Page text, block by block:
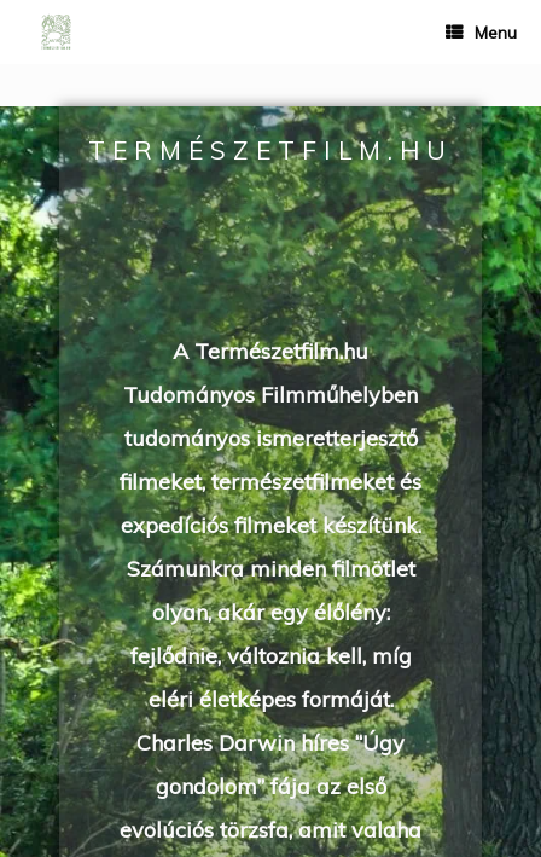
Menu
TERMÉSZETFILM.HU
A Természetfilm.hu
Tudományos Filmműhelyben
tudományos ismeretterjesztő
filmeket, természetfilmeket és
expedíciós filmeket készítünk.
Számunkra minden filmötlet
olyan, akár egy élőlény:
fejlődnie, változnia kell, míg
eléri életképes formáját.
Charles Darwin híres “Úgy
gondolom” fája az első
evolúciós törzsfa, amit valaha